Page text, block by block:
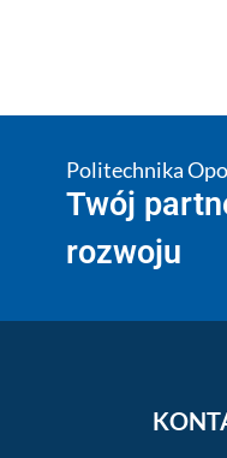
Politechnika
Twój
rozwoju